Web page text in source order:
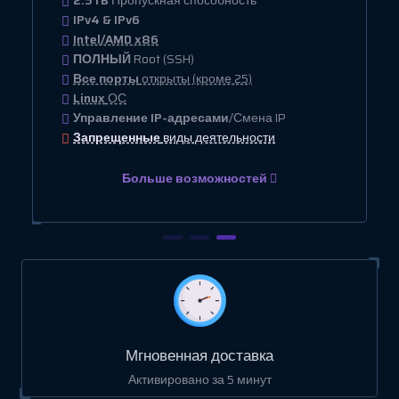
IPv4 & IPv6
Intel/AMD x86
ПОЛНЫЙ Root (SSH)
Все портыоткрыты (кроме 25)
LinuxОС
Управление IP-адресами/Смена IP
Запрещенныевиды деятельности
Больше возможностей
Мгновенная доставка
Активировано за 5 минут